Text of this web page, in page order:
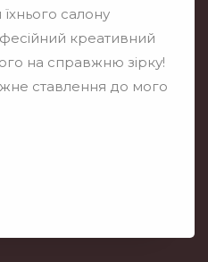
їхнього салону
креативний
на справжню зірку!
ставлення до мого